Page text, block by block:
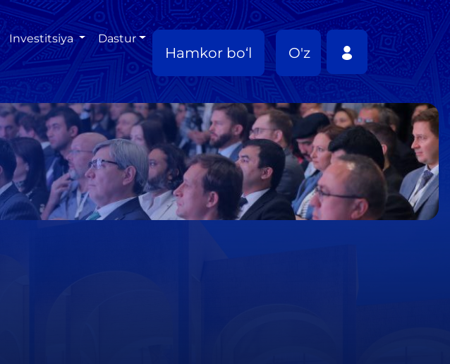
Investitsiya Dastur
Hamkor bo‘l O'z